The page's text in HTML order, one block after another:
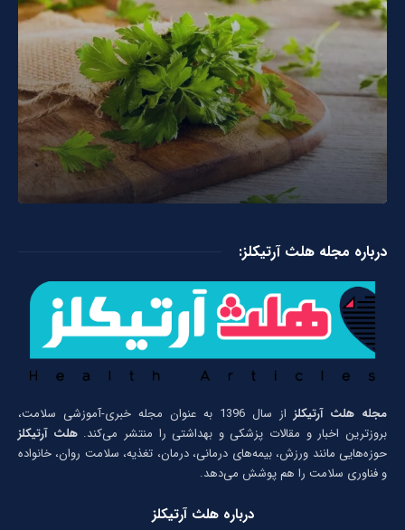
درباره مجله هلث آرتیکلز:
مجله هلث آرتیکلز
از سال 1396 به عنوان مجله خبری-آموزشی سلامت،
بروزترین اخبار و مقالات پزشکی و بهداشتی را منتشر می‌کند.هلث آرتیکلز
حوزه‌هایی مانند ورزش، بیمه‌های درمانی، درمان، تغذیه، سلامت روان، خانواده
و فناوری سلامت را هم پوشش می‌دهد.
درباره هلث آرتیکلز